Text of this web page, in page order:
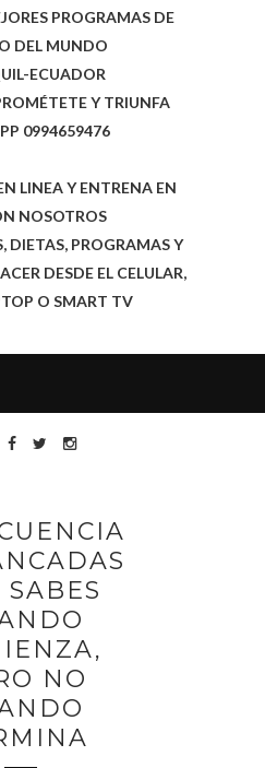
PROGRAMAS DE
DEL MUNDO
ECUADOR
Y TRIUNFA
0994659476
LINEA Y ENTRENA EN
NOSOTROS
DIETAS, PROGRAMAS Y
DESDE EL CELULAR,
O SMART TV
SABES
NO